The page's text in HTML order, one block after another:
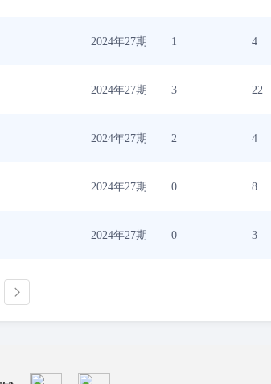
2024年27期 1 4
2024年27期 3 22
2024年27期 2 4
2024年27期 0 8
2024年27期 0 3